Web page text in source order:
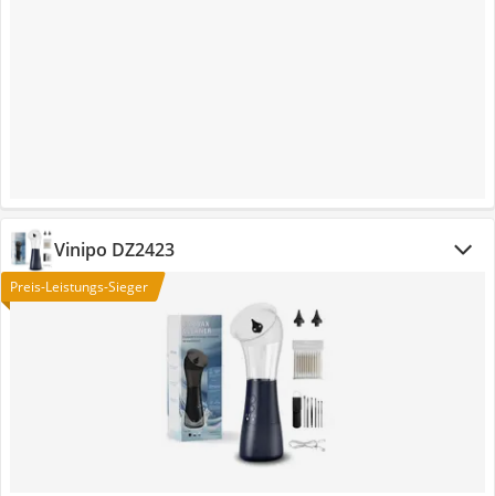
Vinipo DZ2423
Preis-Leistungs-Sieger